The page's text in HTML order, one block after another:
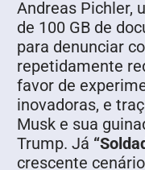
Andreas Pichler,
de 100 GB de
para denunciar
repetidamente
favor de
inovadoras, e
Musk e sua
Trump. Já
crescente